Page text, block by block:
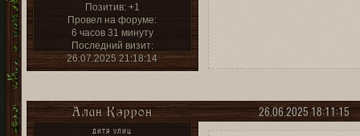
Позитив: +1
Провел на форуме:
6 часов 31 минуту
Последний визит:
26.07.2025 21:18:14
26.06.2025 18:11:15
Алан Кэррон
ДИТЯ УЛИЦ